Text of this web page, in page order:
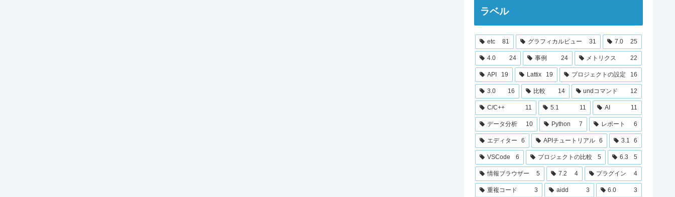
ラベル
etc 81 グラフィカルビュー 31 7.0 25
4.0 24 事例 24 メトリクス 22
API 19 Lattix 19 プロジェクトの設定 16
3.0 16 比較 14 undコマンド 12
C/C++ 11 5.1 11 AI 11
データ分析 10 Python 7 レポート 6
エディター 6 APIチュートリアル 6 3.1 6
VSCode 6 プロジェクトの比較 5 6.3 5
情報ブラウザー 5 7.2 4 プラグイン 4
重複コード 3 aidd 3 6.0 3